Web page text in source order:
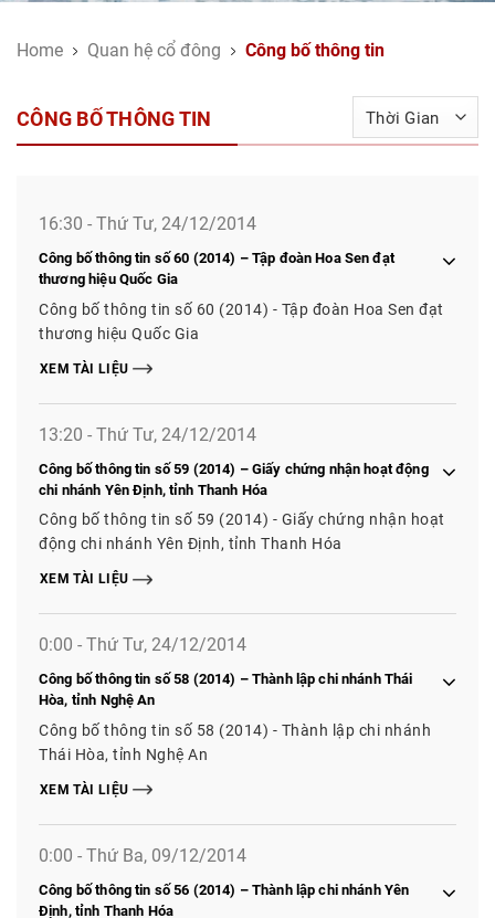
Home Quan hệ cổ đông Công bố thông tin
CÔNG BỐ THÔNG TIN
16:30 - Thứ Tư, 24/12/2014
Công bố thông tin số 60 (2014) – Tập đoàn Hoa Sen đạt
thương hiệu Quốc Gia
Công bố thông tin số 60 (2014) - Tập đoàn Hoa Sen đạt
thương hiệu Quốc Gia
XEM TÀI LIỆU
13:20 - Thứ Tư, 24/12/2014
Công bố thông tin số 59 (2014) – Giấy chứng nhận hoạt động
chi nhánh Yên Định, tỉnh Thanh Hóa
Công bố thông tin số 59 (2014) - Giấy chứng nhận hoạt
động chi nhánh Yên Định, tỉnh Thanh Hóa
XEM TÀI LIỆU
0:00 - Thứ Tư, 24/12/2014
Công bố thông tin số 58 (2014) – Thành lập chi nhánh Thái
Hòa, tỉnh Nghệ An
Công bố thông tin số 58 (2014) - Thành lập chi nhánh
Thái Hòa, tỉnh Nghệ An
XEM TÀI LIỆU
0:00 - Thứ Ba, 09/12/2014
Công bố thông tin số 56 (2014) – Thành lập chi nhánh Yên
Định, tỉnh Thanh Hóa